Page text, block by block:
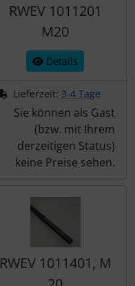
RWEV 1011201
M20
Details
Lieferzeit: 3-4 Tage
Sie können als Gast
(bzw. mit Ihrem
derzeitigen Status)
keine Preise sehen.
RWEV 1011401, M